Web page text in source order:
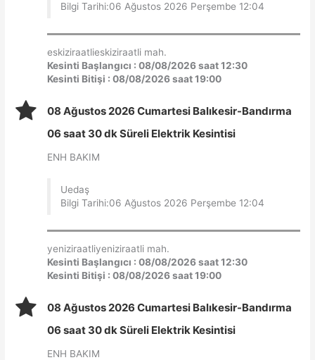
Bilgi Tarihi:06 Ağustos 2026 Perşembe 12:04
eskiziraatlieskiziraatli mah.
Kesinti Başlangıcı : 08/08/2026 saat 12:30
Kesinti Bitişi : 08/08/2026 saat 19:00
08 Ağustos 2026 Cumartesi Balıkesir-Bandırma
06 saat 30 dk Süreli Elektrik Kesintisi
ENH BAKIM
Uedaş
Bilgi Tarihi:06 Ağustos 2026 Perşembe 12:04
yeniziraatliyeniziraatli mah.
Kesinti Başlangıcı : 08/08/2026 saat 12:30
Kesinti Bitişi : 08/08/2026 saat 19:00
08 Ağustos 2026 Cumartesi Balıkesir-Bandırma
06 saat 30 dk Süreli Elektrik Kesintisi
ENH BAKIM